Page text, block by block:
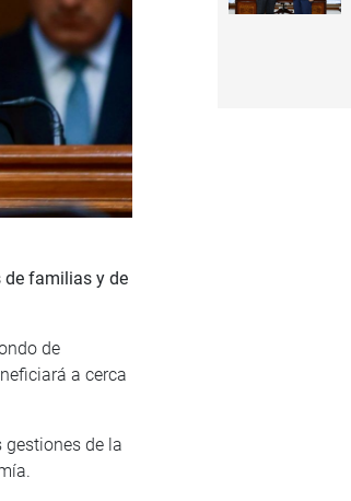
de familias y de
de
a cerca
gestiones de la